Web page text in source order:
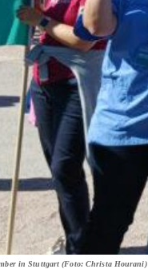
in Stuttgart (Foto: Christa Hourani)